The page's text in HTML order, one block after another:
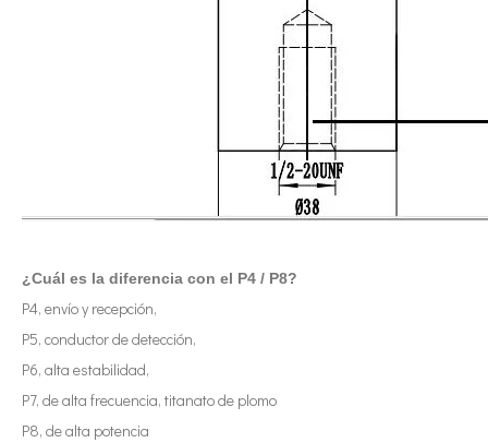
Tecnología de corte de chocolate por ultrasonidos
La aplicación de la ultrasónica en la industria de la costura refleja
¿Cuál es la diferencia con el P4 / P8?
P4, envío y recepción,
P5, conductor de detección,
P6, alta estabilidad,
P7, de alta frecuencia, titanato de plomo
P8, de alta potencia